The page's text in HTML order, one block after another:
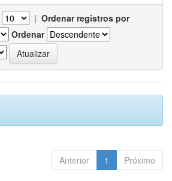
| Ordenar registros por
Ordenar
Anterior 1 Próximo